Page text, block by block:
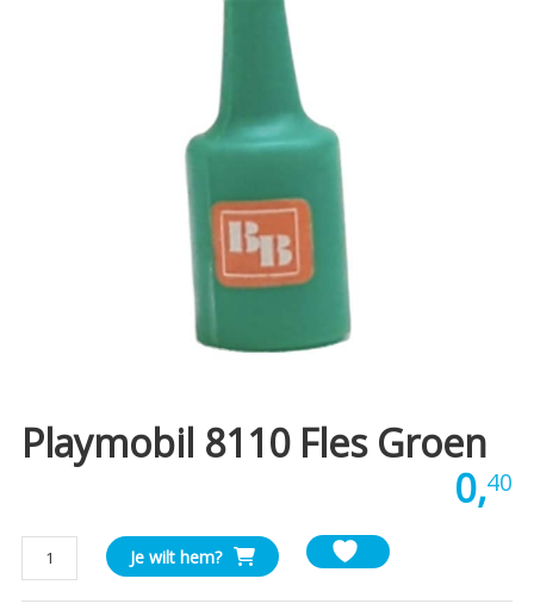
Playmobil 8110 Fles Groen
0,40
Playmobil
8110
Fles
Je wilt hem?